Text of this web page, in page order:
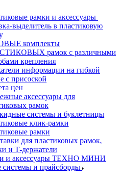
рамки и аксессуары
выделитель в пластиковую
комплекты
рамок с различными
крепления
информации на гибкой
с присоской
цен
аксессуары для
рамок
системы и буклетницы
клик-рамки
рамки
для пластиковых рамок,
и Т-держатели
и аксессуары ТЕХНО МИНИ
системы и прайсборды